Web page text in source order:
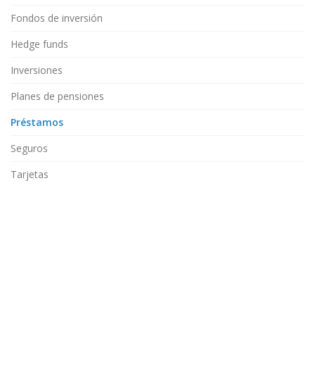
Fondos de inversión
Hedge funds
Inversiones
Planes de pensiones
Préstamos
Seguros
Tarjetas